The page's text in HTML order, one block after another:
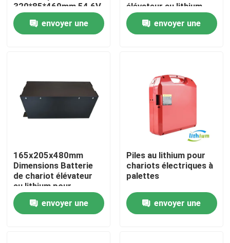
Au sujet de nous
Demandez une citation
Lithium électrique Ion Battery de chariot élévateur
Batterie de chariot élévateur au lithium-ion de 48 volts
320*85*469mm 54,6V
Longue durée de vie
envoyer une
élévateur au lithium
envoyer une
165x205x480mm
Dimensions Batterie
de chariot élévateur
au lithium pour
applications lourdes
envoyer une
Piles au lithium pour
chariots électriques à
palettes
envoyer une